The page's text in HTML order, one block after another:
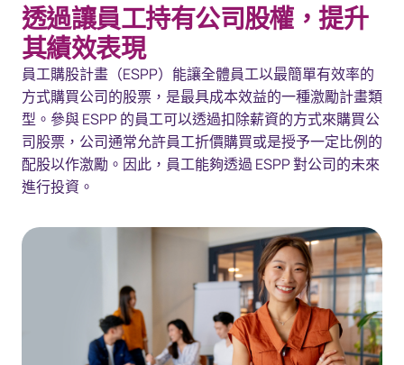
概覽
解決方案
資源
聯繫我們
透過讓員工持有公司股權，提升
其績效表現
員工購股計畫（ESPP）能讓全體員工以最簡單有效率的
方式購買公司的股票，是最具成本效益的一種激勵計畫類
型。參與 ESPP 的員工可以透過扣除薪資的方式來購買公
司股票，公司通常允許員工折價購買或是授予一定比例的
配股以作激勵。因此，員工能夠透過 ESPP 對公司的未來
進行投資。